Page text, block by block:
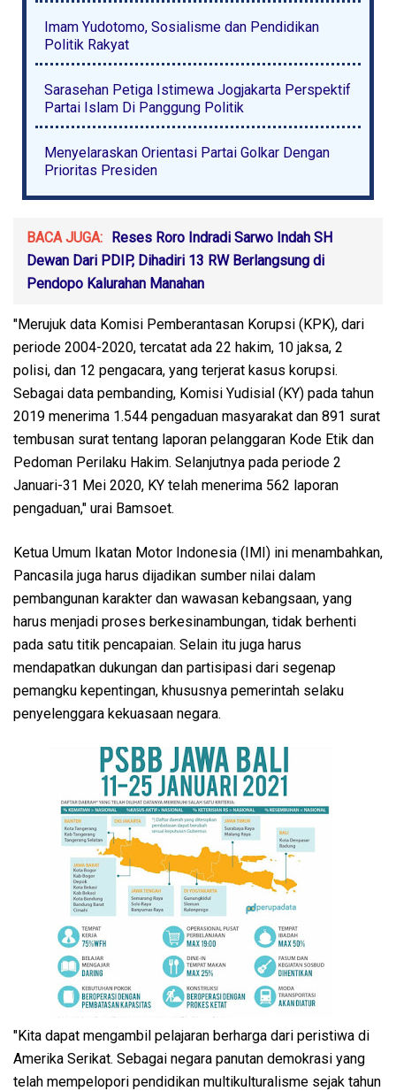
Imam Yudotomo, Sosialisme dan Pendidikan
Politik Rakyat
Sarasehan Petiga Istimewa Jogjakarta Perspektif
Partai Islam Di Panggung Politik
Menyelaraskan Orientasi Partai Golkar Dengan
Prioritas Presiden
BACA JUGA: Reses Roro Indradi Sarwo Indah SH
Dewan Dari PDIP, Dihadiri 13 RW Berlangsung di
Pendopo Kalurahan Manahan
"Merujuk data Komisi Pemberantasan Korupsi (KPK), dari
periode 2004-2020, tercatat ada 22 hakim, 10 jaksa, 2
polisi, dan 12 pengacara, yang terjerat kasus korupsi.
Sebagai data pembanding, Komisi Yudisial (KY) pada tahun
2019 menerima 1.544 pengaduan masyarakat dan 891 surat
tembusan surat tentang laporan pelanggaran Kode Etik dan
Pedoman Perilaku Hakim. Selanjutnya pada periode 2
Januari-31 Mei 2020, KY telah menerima 562 laporan
pengaduan," urai Bamsoet.
Ketua Umum Ikatan Motor Indonesia (IMI) ini menambahkan,
Pancasila juga harus dijadikan sumber nilai dalam
pembangunan karakter dan wawasan kebangsaan, yang
harus menjadi proses berkesinambungan, tidak berhenti
pada satu titik pencapaian. Selain itu juga harus
mendapatkan dukungan dan partisipasi dari segenap
pemangku kepentingan, khususnya pemerintah selaku
penyelenggara kekuasaan negara.
"Kita dapat mengambil pelajaran berharga dari peristiwa di
Amerika Serikat. Sebagai negara panutan demokrasi yang
telah mempelopori pendidikan multikulturalisme sejak tahun